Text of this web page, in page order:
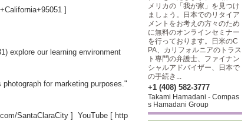
]
explore our learning environment
for marketing purposes."
SantaClaraCity ] YouTube [ http
メリカの「我が家」を見つけ
ましょう。日本でのリタイア
メントをお考えの方々のため
に無料のオンラインセミナー
を行っております。日米のC
PA、カリフォルニアのトラス
ト専門の弁護士、ファイナン
シャルアドバイザー、日本で
の手続き...
+1 (408) 582-3777
Takami Hamadani - Compas
s Hamadani Group